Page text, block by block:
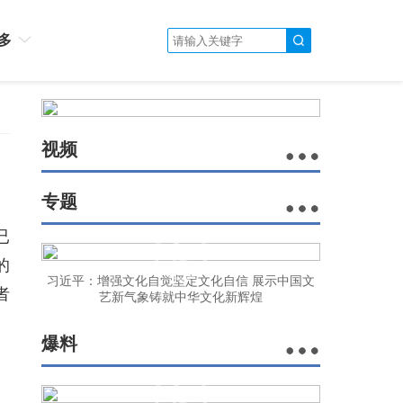
视频
专题
习近平：增强文化自觉坚定文化自信 展示中国文
艺新气象铸就中华文化新辉煌
爆料